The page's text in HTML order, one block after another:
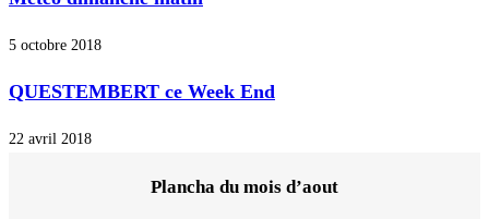
5 octobre 2018
QUESTEMBERT ce Week End
22 avril 2018
Plancha du mois d’aout